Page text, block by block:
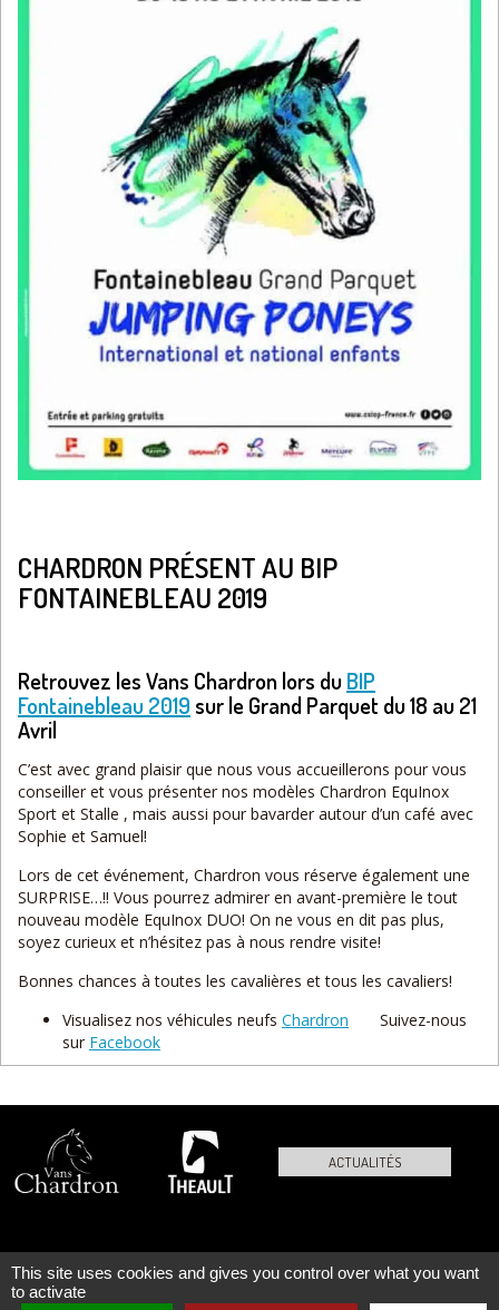
CHARDRON PRÉSENT AU BIP
FONTAINEBLEAU 2019
Retrouvez les Vans Chardron lors duBIP
Fontainebleau 2019 sur le Grand Parquet du 18 au 21
Avril
C’est avec grand plaisir que nous vous accueillerons pour vous
conseiller et vous présenter nos modèles Chardron EquInox
Sport et Stalle , mais aussi pour bavarder autour d’un café avec
Sophie et Samuel!
Lors de cet événement, Chardron vous réserve également une
SURPRISE…!! Vous pourrez admirer en avant-première le tout
nouveau modèle EquInox DUO! On ne vous en dit pas plus,
soyez curieux et n’hésitez pas à nous rendre visite!
Bonnes chances à toutes les cavalières et tous les cavaliers!
Visualisez nos véhicules neufs Chardron Suivez-nous
sur Facebook
ACTUALITÉS
PLAN DU SITE MENTIONS LÉGALES
This site uses cookies and gives you control over what you want
to activate